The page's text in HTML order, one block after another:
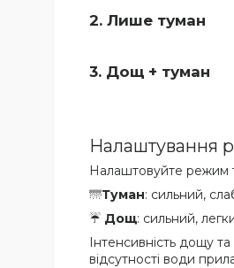
2. Лише туман
3. Дощ + туман
Налаштування
Налаштовуйте режим
🌁Туман: сильний,
☔ Дощ: сильний,
Інтенсивність дощу
відсутності води